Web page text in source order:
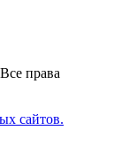
права
сайтов.